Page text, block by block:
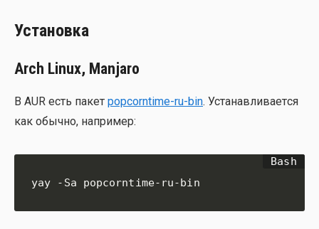
Установка
Arch Linux, Manjaro
В AUR есть пакет popcorntime-ru-bin. Уста­нав­ли­ва­ет­ся
как обыч­но, напри­мер:
yay -Sa popcorntime-ru-bin